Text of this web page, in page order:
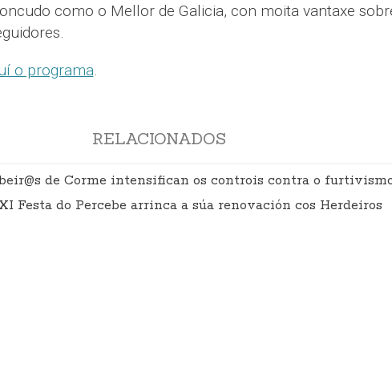
como o Mellor de Galicia, con moita vantaxe
o programa.
RELACIONADOS
de Corme intensifican os controis contra o
Festa do Percebe arrinca a súa renovación cos Herdeiros